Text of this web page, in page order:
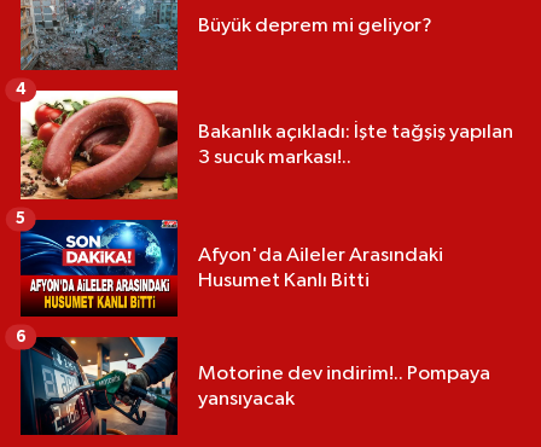
Büyük deprem mi geliyor?
Bakanlık açıkladı: İşte tağşiş yapılan
3 sucuk markası!..
4
Afyon'da Aileler Arasındaki
Husumet Kanlı Bitti
5
Motorine dev indirim!.. Pompaya
yansıyacak
6